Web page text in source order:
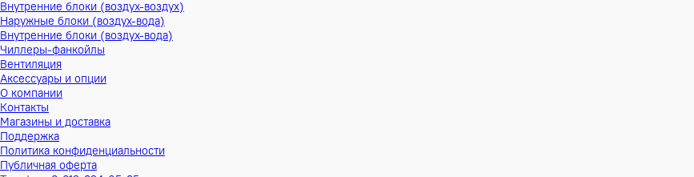
Тепловые насосы
Наружные блоки (воздух-воздух)
Внутренние блоки (воздух-воздух)
Наружные блоки (воздух-вода)
Внутренние блоки (воздух-вода)
Чиллеры-фанкойлы
Вентиляция
Аксессуары и опции
О компании
Контакты